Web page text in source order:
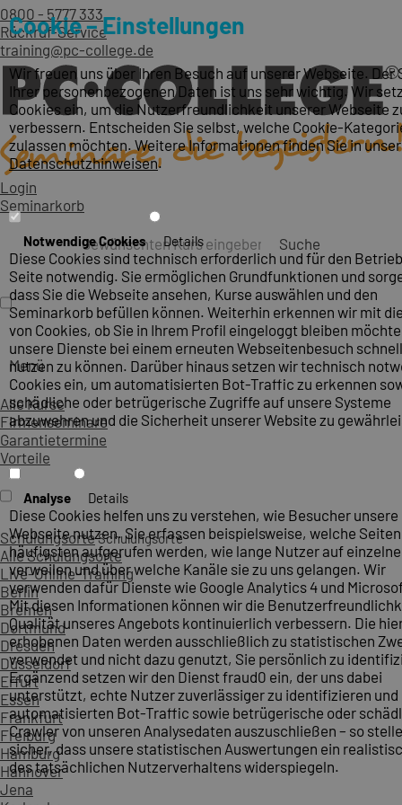
0800 - 5777 333
Rückruf-Service
training@pc-college.de
Login
Seminarkorb
Suche
Menü
Alle Kurse
Firmenseminare
Garantietermine
Vorteile
SchulungsorteSchulungsorte
Alle Schulungsorte
Live-Online-Training
Berlin
Bremen
Dortmund
Dresden
Düsseldorf
Erfurt
Essen
Frankfurt
Freiburg
Hamburg
Hannover
Jena
Cookie – Einstellungen
Wir freuen uns über Ihren Besuch auf unserer Webseite. Der
Ihrer personenbezogenen Daten ist uns sehr wichtig. Wir
Cookies ein, um die Nutzerfreundlichkeit unserer Webseite
verbessern. Entscheiden Sie selbst, welche Cookie-
zulassen möchten. Weitere Informationen finden Sie in
Datenschutzhinweisen.
Notwendige Cookies Details
Diese Cookies sind technisch erforderlich und für den
Seite notwendig. Sie ermöglichen Grundfunktionen und
dass Sie die Webseite ansehen, Kurse auswählen und den
Seminarkorb befüllen können. Weiterhin erkennen wir mit
von Cookies, ob Sie in Ihrem Profil eingeloggt bleiben
unsere Dienste bei einem erneuten Webseitenbesuch
nutzen zu können. Darüber hinaus setzen wir technisch
Cookies ein, um automatisierten Bot-Traffic zu erkennen
schädliche oder betrügerische Zugriffe auf unsere Systeme
abzuwehren und die Sicherheit unserer Website zu
Analyse Details
Diese Cookies helfen uns zu verstehen, wie Besucher unsere
Webseite nutzen. Sie erfassen beispielsweise, welche
häufigsten aufgerufen werden, wie lange Nutzer auf
verweilen und über welche Kanäle sie zu uns gelangen. Wir
verwenden dafür Dienste wie Google Analytics 4 und
Mit diesen Informationen können wir die
Qualität unseres Angebots kontinuierlich verbessern. Die
erhobenen Daten werden ausschließlich zu statistischen
verwendet und nicht dazu genutzt, Sie persönlich zu
Ergänzend setzen wir den Dienst fraud0 ein, der uns dabei
unterstützt, echte Nutzer zuverlässiger zu identifizieren und
automatisierten Bot-Traffic sowie betrügerische oder
Crawler von unseren Analysedaten auszuschließen – so
sicher, dass unsere statistischen Auswertungen ein
des tatsächlichen Nutzerverhaltens widerspiegeln.